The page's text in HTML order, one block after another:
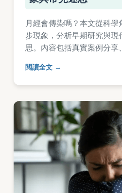
月經會傳染嗎？本文從科學
步現象，分析早期研究與現
思。內容包括真實案例分享
相。無論是出於好奇或生活
答案。
閱讀全文